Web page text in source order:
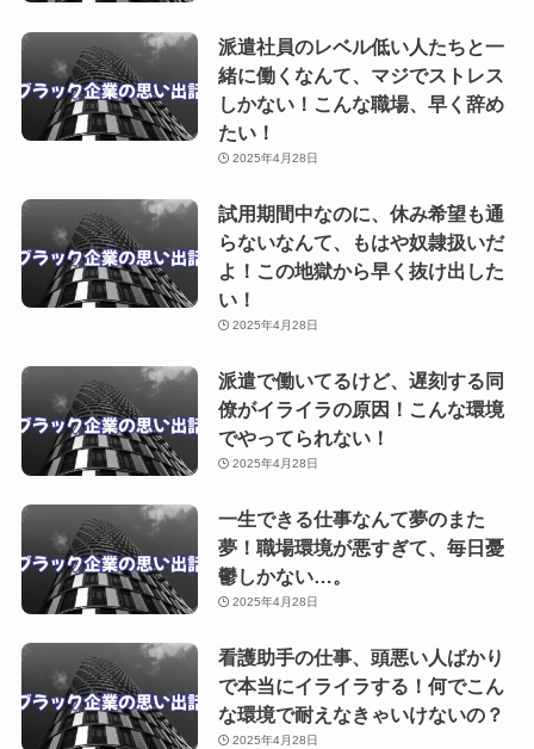
派遣社員のレベル低い人たちと一
緒に働くなんて、マジでストレス
しかない！こんな職場、早く辞め
たい！
2025年4月28日
試用期間中なのに、休み希望も通
らないなんて、もはや奴隷扱いだ
よ！この地獄から早く抜け出した
い！
2025年4月28日
派遣で働いてるけど、遅刻する同
僚がイライラの原因！こんな環境
でやってられない！
2025年4月28日
一生できる仕事なんて夢のまた
夢！職場環境が悪すぎて、毎日憂
鬱しかない…。
2025年4月28日
看護助手の仕事、頭悪い人ばかり
で本当にイライラする！何でこん
な環境で耐えなきゃいけないの？
2025年4月28日